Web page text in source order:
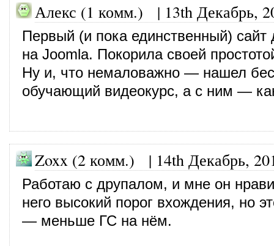
Алекс (1 комм.) | 13th Декабрь,
Первый (и пока единственный) сайт
на Joomla. Покорила своей
Ну и, что немаловажно — нашел
обучающий видеокурс, а с ним —
Zoxx (2 комм.) | 14th Декабрь,
Работаю с друпалом, и мне он
него высокий порог вхождения, но
— меньше ГС на нём.